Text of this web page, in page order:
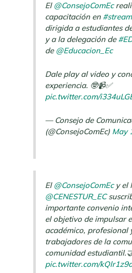
El@ConsejoComEc
capacitación en
dirigida a estudiantes
y a la delegación de
de @Educacion_Ec
Dale play al video y
experiencia. 🤓📹✅
pic.twitter.com/
— Consejo de
(@ConsejoComEc) May
El@ConsejoComEcy el
@CENESTUR_EC
importante convenio
el objetivo de impulsar
académico, profesional
trabajadores de la
comunidad
pic.twitter.com/